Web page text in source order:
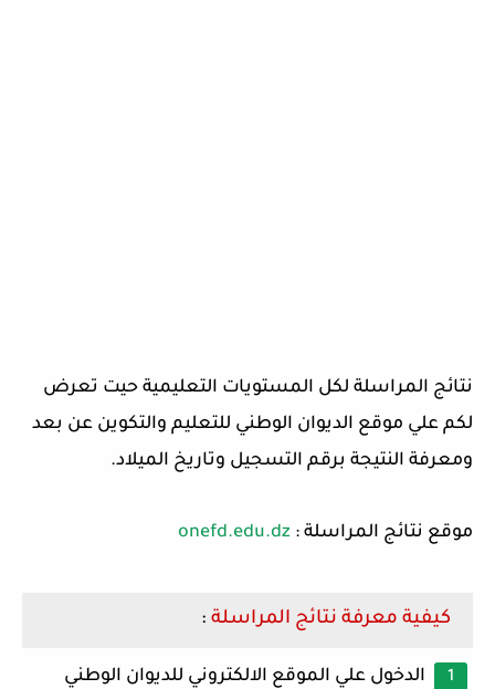
نتائج المراسلة لكل المستويات التعليمية حيت تعرض
لكم علي موقع الديوان الوطني للتعليم والتكوين عن بعد
ومعرفة النتيجة برقم التسجيل وتاريخ الميلاد.
موقع نتائج المراسلة : onefd.edu.dz
كيفية معرفة نتائج المراسلة :
الدخول علي الموقع الالكتروني للديوان الوطني